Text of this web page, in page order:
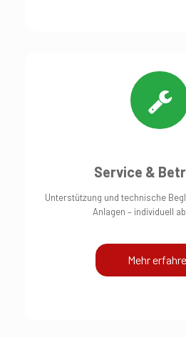
Service &
Unterstützung und technische
Anlagen – individuell
Mehr